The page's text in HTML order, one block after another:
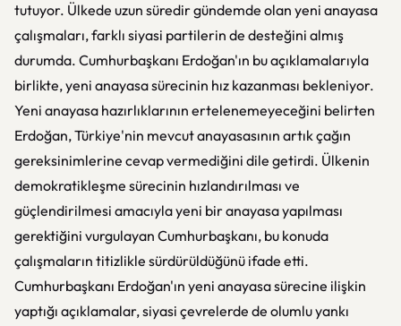
tutuyor. Ülkede uzun süredir gündemde olan yeni anayasa
çalışmaları, farklı siyasi partilerin de desteğini almış
durumda. Cumhurbaşkanı Erdoğan'ın bu açıklamalarıyla
birlikte, yeni anayasa sürecinin hız kazanması bekleniyor.
Yeni anayasa hazırlıklarının ertelenemeyeceğini belirten
Erdoğan, Türkiye'nin mevcut anayasasının artık çağın
gereksinimlerine cevap vermediğini dile getirdi. Ülkenin
demokratikleşme sürecinin hızlandırılması ve
güçlendirilmesi amacıyla yeni bir anayasa yapılması
gerektiğini vurgulayan Cumhurbaşkanı, bu konuda
çalışmaların titizlikle sürdürüldüğünü ifade etti.
Cumhurbaşkanı Erdoğan'ın yeni anayasa sürecine ilişkin
yaptığı açıklamalar, siyasi çevrelerde de olumlu yankı